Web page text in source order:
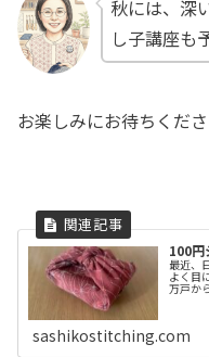
秋には、深
し子講座も
お楽しみにお待ちくださ
100円
最近、
よく目
万戸か
sashikostitching.com